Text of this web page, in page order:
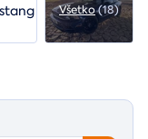
Všetko(18)